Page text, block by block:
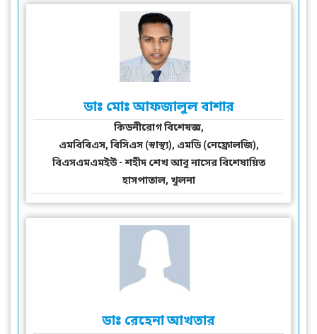
ডাঃ মোঃ আফজালুল বাশার
কিডনীরোগ বিশেষজ্ঞ,
এমবিবিএস, বিসিএস (স্বাস্থ্য), এমডি (নেফ্রোলজি),
বিএসএমএমইউ - শহীদ শেখ আবু নাসের বিশেষায়িত
হাসপাতাল, খুলনা
ডাঃ রেহেনা আখতার